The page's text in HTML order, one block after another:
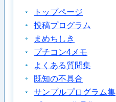
トップページ
投稿プログラム
まめちしき
プチコン4メモ
よくある質問集
既知の不具合
サンプルプログラム集